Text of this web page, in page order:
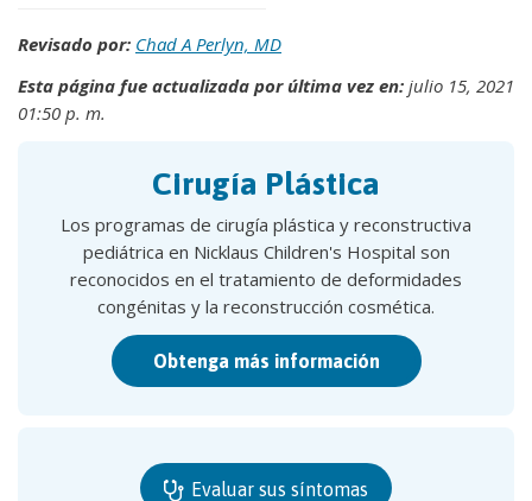
Revisado por: Chad A Perlyn, MD
Esta página fue actualizada por última vez en: julio 15, 2021
01:50 p. m.
Cirugía Plástica
Los programas de cirugía plástica y reconstructiva
pediátrica en Nicklaus Children's Hospital son
reconocidos en el tratamiento de deformidades
congénitas y la reconstrucción cosmética.
Obtenga más información
Evaluar sus síntomas